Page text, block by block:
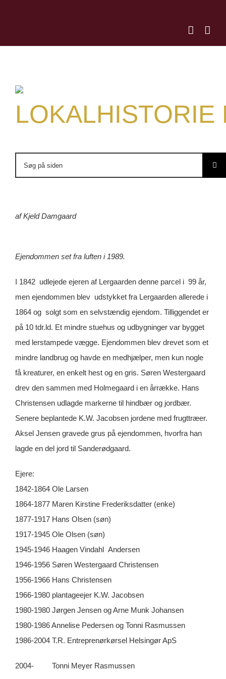
af Kjeld Damgaard
Ejendommen set fra luften i 1989.
I 1842 udlejede ejeren af Lergaarden denne parcel i 99 år,
men ejendommen blev udstykket fra Lergaarden allerede i
1864 og solgt som en selvstændig ejendom. Tilliggendet er
på 10 tdr.ld. Et mindre stuehus og udbygninger var bygget
med lerstampede vægge. Ejendommen blev drevet som et
mindre landbrug og havde en medhjælper, men kun nogle
få kreaturer, en enkelt hest og en gris. Søren Westergaard
drev den sammen med Holmegaard i en årrække. Hans
Christensen udlagde markerne til hindbær og jordbær.
Senere beplantede K.W. Jacobsen jordene med frugttræer.
Aksel Jensen gravede grus på ejendommen, hvorfra han
lagde en del jord til Sanderødgaard.
Ejere:
1842-1864 Ole Larsen
1864-1877 Maren Kirstine Frederiksdatter (enke)
1877-1917 Hans Olsen (søn)
1917-1945 Ole Olsen (søn)
1945-1946 Haagen Vindahl Andersen
1946-1956 Søren Westergaard Christensen
1956-1966 Hans Christensen
1966-1980 plantageejer K.W. Jacobsen
1980-1980 Jørgen Jensen og Arne Munk Johansen
1980-1986 Annelise Pedersen og Tonni Rasmussen
1986-2004 T.R. Entreprenørkørsel Helsingør ApS
2004- Tonni Meyer Rasmussen